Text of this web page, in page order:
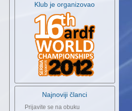
Klub je organizovao
Najnoviji članci
Prijavite se na obuku